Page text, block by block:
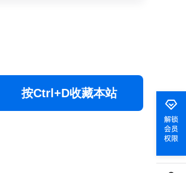
解锁
会员
权限
按Ctrl+D收藏本站